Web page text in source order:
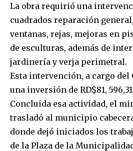
La obra requirió una
cuadrados reparación
ventanas, rejas, mejoras en
de esculturas, además de
jardinería y verja perimetral.
Esta intervención, a cargo del
una inversión de RD$81,
Concluida esa actividad, el
trasladó al municipio
donde dejó iniciados los
de la Plaza de la